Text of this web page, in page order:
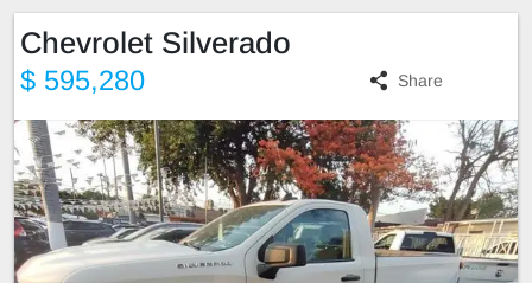
Chevrolet Silverado
$ 595,280 Share